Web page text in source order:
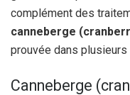
complément des
canneberge
prouvée dans
Canneberge